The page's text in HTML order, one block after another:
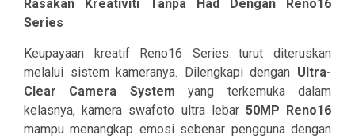
Rasakan Kreativiti Tanpa Had Dengan Reno16
Series
Keupayaan kreatif Reno16 Series turut diteruskan
melalui sistem kameranya. Dilengkapi dengan Ultra-
Clear Camera System yang terkemuka dalam
kelasnya, kamera swafoto ultra lebar 50MP Reno16
mampu menangkap emosi sebenar pengguna dengan